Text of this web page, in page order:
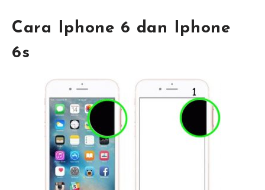
Cara Iphone 6 dan Iphone
6s